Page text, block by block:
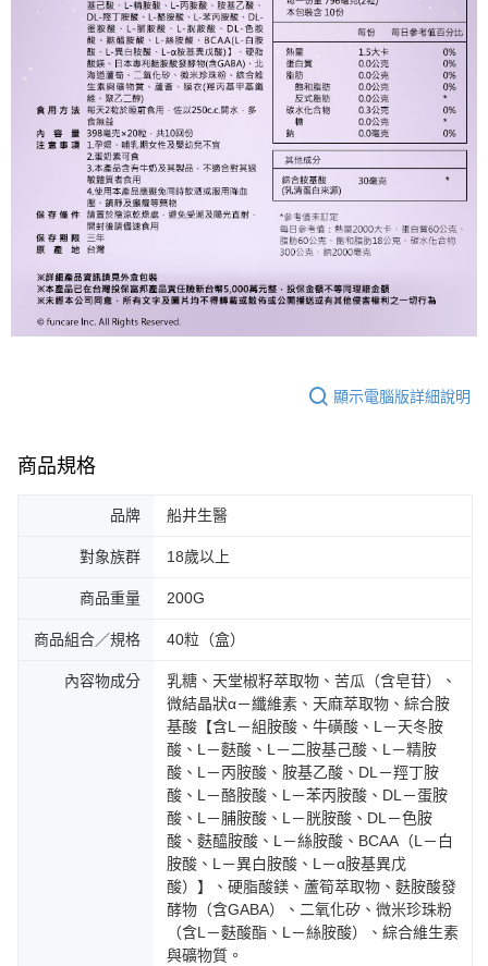
顯示電腦版詳細說明
商品規格
品牌 船井生醫
對象族群 18歲以上
商品重量 200G
商品組合／規格 40粒（盒）
內容物成分
乳糖、天堂椒籽萃取物、苦瓜（含皂苷）、
微結晶狀α－纖維素、天麻萃取物、綜合胺
基酸【含L－組胺酸、牛磺酸、L－天冬胺
酸、L－麩酸、L－二胺基己酸、L－精胺
酸、L－丙胺酸、胺基乙酸、DL－羥丁胺
酸、L－酪胺酸、L－苯丙胺酸、DL－蛋胺
酸、L－脯胺酸、L－胱胺酸、DL－色胺
酸、麩醯胺酸、L－絲胺酸、BCAA（L－白
胺酸、L－異白胺酸、L－α胺基異戊
酸）】、硬脂酸鎂、蘆筍萃取物、麩胺酸發
酵物（含GABA）、二氧化矽、微米珍珠粉
（含L－麩酸酯、L－絲胺酸）、綜合維生素
與礦物質。